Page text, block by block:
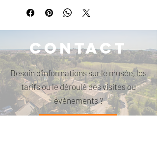
Contact
Besoin d'informations sur le musée, les
tarifs ou le déroulé des visites ou
événements ?